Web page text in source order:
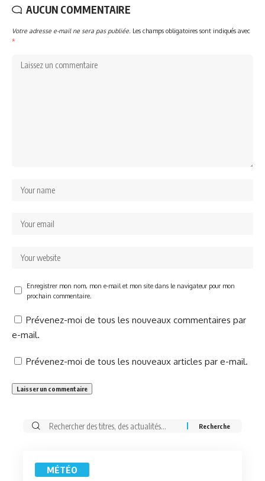
AUCUN COMMENTAIRE
Votre adresse e-mail ne sera pas publiée. Les champs obligatoires sont indiqués avec
*
Enregistrer mon nom, mon e-mail et mon site dans le navigateur pour mon
prochain commentaire.
Prévenez-moi de tous les nouveaux commentaires par
e-mail.
Prévenez-moi de tous les nouveaux articles par e-mail.
Rechercher:
MÉTÉO